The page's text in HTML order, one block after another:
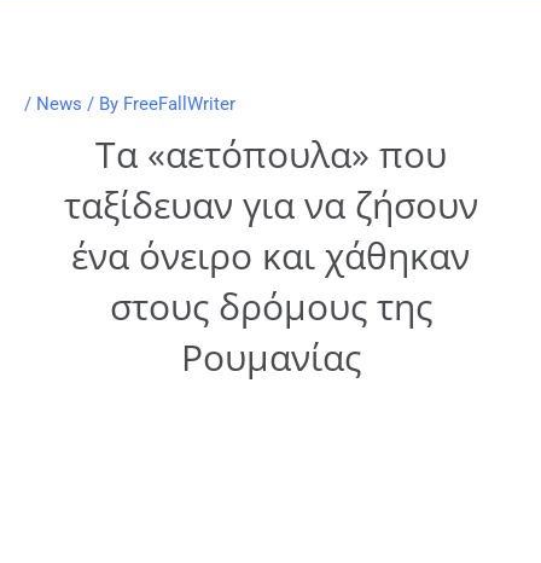
/ News / By FreeFallWriter
Τα «αετόπουλα» που
ταξίδευαν για να ζήσουν
ένα όνειρο και χάθηκαν
στους δρόμους της
Ρουμανίας